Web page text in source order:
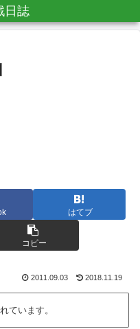
日誌
はてブ
コピー
2011.09.03 2018.11.19
ています。